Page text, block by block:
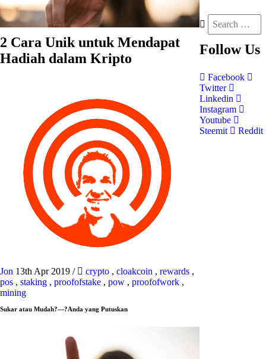
2 Cara Unik untuk Mendapat
Hadiah dalam Kripto
Jon 13th Apr 2019 / crypto , cloakcoin , rewards ,
pos , staking , proofofstake , pow , proofofwork ,
mining
Sukar atau Mudah?—?Anda yang Putuskan
Follow Us
Facebook
Twitter
Linkedin
Instagram
Youtube
Steemit
Reddit